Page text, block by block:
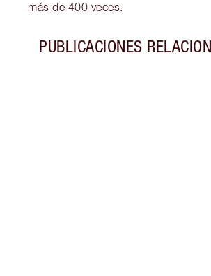
más de 400 veces.
PUBLICACIONES